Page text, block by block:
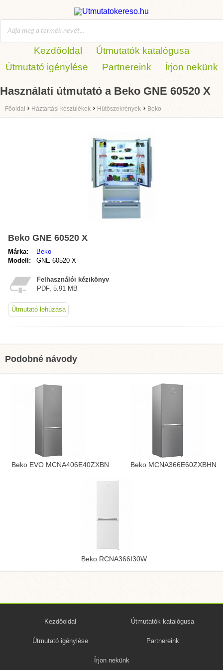
Kezdőoldal
Útmutatók katalógusa
Útmutató igénylése
Partnereink Írjon nekünk
Használati útmutató a Beko GNE 60520 X
Főoldal › Háztartási készülékek › Hűtőszekrények › Beko
Beko GNE 60520 X
Márka:
Beko
Modell:
GNE 60520 X
Felhasználói kézikönyv
PDF, 5.91 MB
Útmutató lehúzása
Podobné návody
Beko EVO MCNA406E40ZXBN Beko MCNA366E60ZXBHN
Beko RCNA366I30W
Kezdőoldal Útmutatók katalógusa
Útmutató igénylése Partnereink
Írjon nekünk